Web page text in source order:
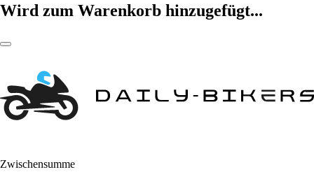
Wird zum Warenkorb hinzugefügt...
Zwischensumme